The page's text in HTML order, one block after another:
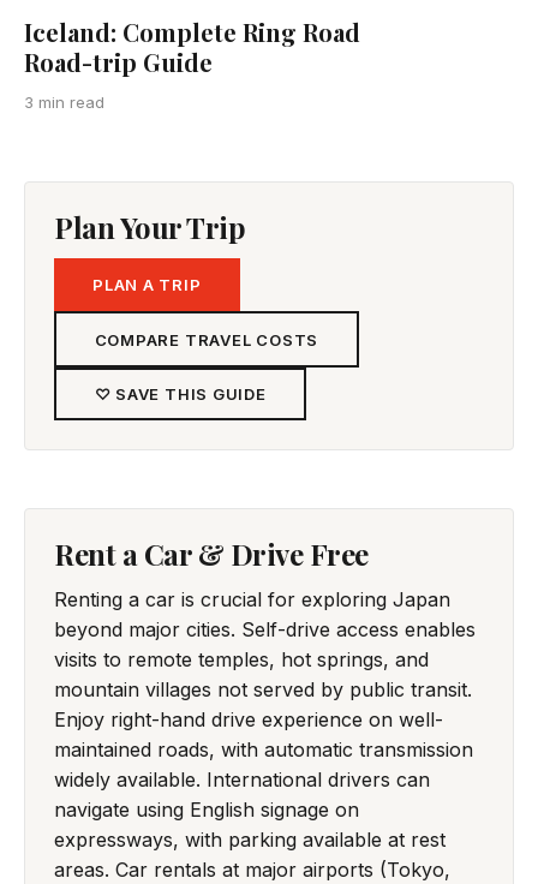
Iceland: Complete Ring Road
Road-trip Guide
3 min read
Plan Your Trip
PLAN A TRIP
COMPARE TRAVEL COSTS
♡ SAVE THIS GUIDE
Rent a Car & Drive Free
Renting a car is crucial for exploring Japan
beyond major cities. Self-drive access enables
visits to remote temples, hot springs, and
mountain villages not served by public transit.
Enjoy right-hand drive experience on well-
maintained roads, with automatic transmission
widely available. International drivers can
navigate using English signage on
expressways, with parking available at rest
areas. Car rentals at major airports (Tokyo,